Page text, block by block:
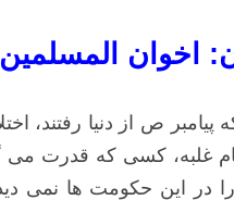
اخوان
پیامبر ص از دنیا
غلبه، کسی که قدرت می
در این حکومت ها نمی